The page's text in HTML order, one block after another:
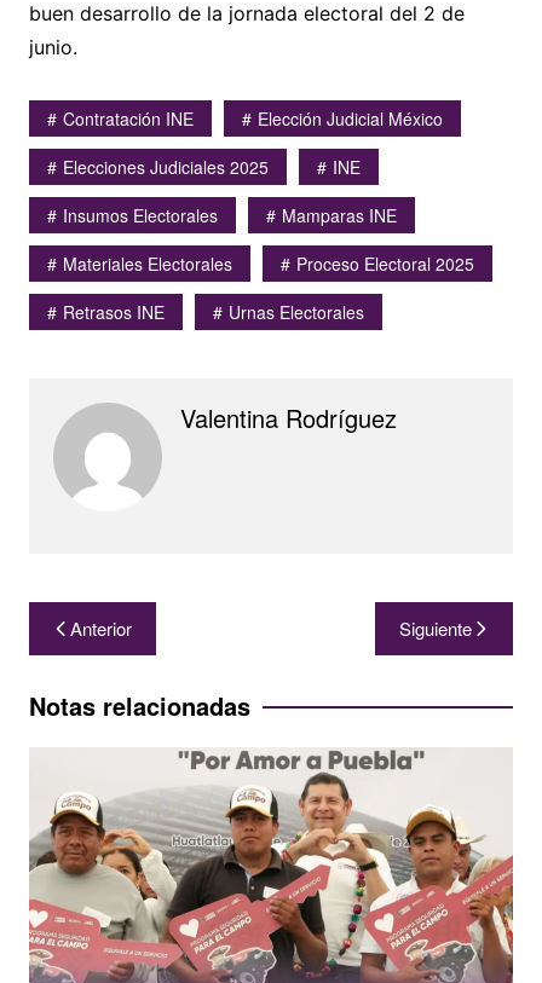
buen desarrollo de la jornada electoral del 2 de
junio.
Contratación INE
Elección Judicial México
Elecciones Judiciales 2025
INE
Insumos Electorales
Mamparas INE
Materiales Electorales
Proceso Electoral 2025
Retrasos INE
Urnas Electorales
Valentina Rodríguez
Navegación
de
entradas
Anterior Siguiente
Notas relacionadas